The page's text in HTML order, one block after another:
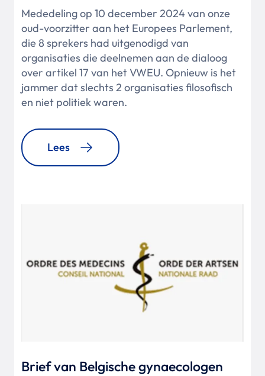
Mededeling op 10 december 2024 van onze
oud-voorzitter aan het Europees Parlement,
die 8 sprekers had uitgenodigd van
organisaties die deelnemen aan de dialoog
over artikel 17 van het VWEU. Opnieuw is het
jammer dat slechts 2 organisaties filosofisch
en niet politiek waren.
Lees
Brief van Belgische gynaecologen